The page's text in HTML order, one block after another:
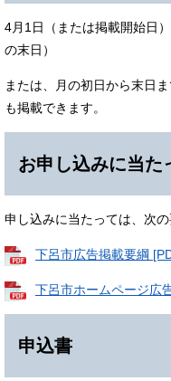
4月1日（または掲載開始日
の末日）
または、月の初日から末日
も掲載できます。
お申し込みに当た
申し込みに当たっては、次
下呂市広告掲載要綱
下呂市ホームページ広
申込書